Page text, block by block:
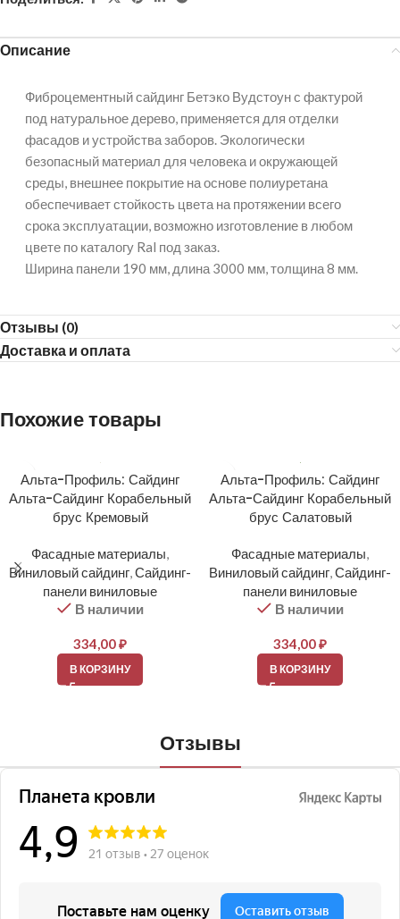
Описание
Фиброцементный сайдинг Бетэко Вудстоун с фактурой
под натуральное дерево, применяется для отделки
фасадов и устройства заборов. Экологически
безопасный материал для человека и окружающей
среды, внешнее покрытие на основе полиуретана
обеспечивает стойкость цвета на протяжении всего
срока эксплуатации, возможно изготовление в любом
цвете по каталогу Ral под заказ.
Ширина панели 190 мм, длина 3000 мм, толщина 8 мм.
Отзывы (0)
Доставка и оплата
Похожие товары
Альта-Профиль: Сайдинг
Альта-Сайдинг Корабельный
брус Кремовый
Фасадные материалы,
Виниловый сайдинг,Сайдинг-
панели виниловые
В наличии
334,00₽
В КОРЗИНУ
Альта-Профиль: Сайдинг
Альта-Сайдинг Корабельный
брус Салатовый
Фасадные материалы,
Виниловый сайдинг,Сайдинг-
панели виниловые
В наличии
334,00₽
В КОРЗИНУ
Отзывы